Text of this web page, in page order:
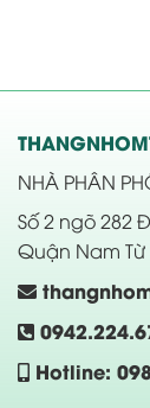
NHÀ PHÂN
Số 2 ngõ 282
Quận Nam Từ
Hotline: